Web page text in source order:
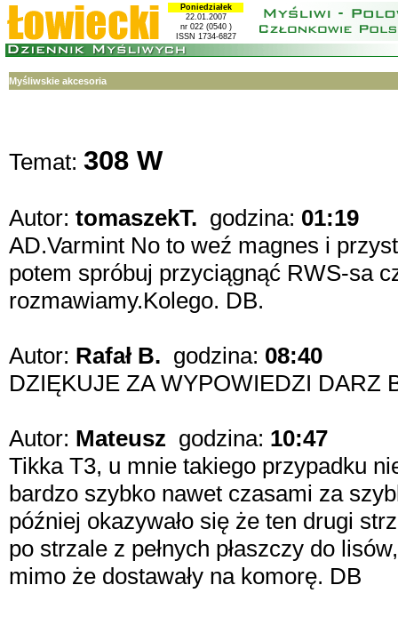
Poniedziałek
22.01.2007
nr 022 (0540 )
ISSN 1734-6827
Myśliwskie akcesoria
Temat: 308 W
Autor: tomaszekT. godzina: 01:19
AD.Varmint No to weź magnes i
potem spróbuj przyciągnąć RWS-sa
rozmawiamy.Kolego. DB.
Autor: Rafał B. godzina: 08:40
DZIĘKUJE ZA WYPOWIEDZI DARZ
Autor: Mateusz godzina: 10:47
Tikka T3, u mnie takiego przypadku
bardzo szybko nawet czasami za
później okazywało się że ten drugi
po strzale z pełnych płaszczy do
mimo że dostawały na komorę. DB